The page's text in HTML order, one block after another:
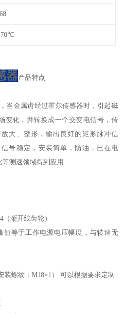
器产品特点
当金属齿经过霍尔传感器时，引起磁
变化，并转换成一个交变电信号，传
大、整形，输出良好的矩形脉冲信
号稳定，安装简单，防油，已在电
测速领域得到应用
渐开线齿轮）
值等于工作电源电压幅度，与转速无
装螺纹：M18×1） 可以根据要求定制